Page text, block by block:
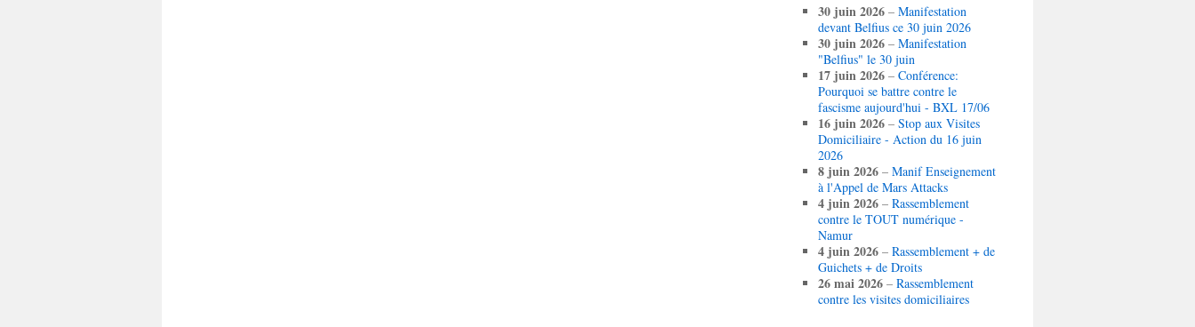
30 juin 2026 –Manifestation
devant Belfius ce 30 juin 2026
30 juin 2026 –Manifestation
"Belfius" le 30 juin
17 juin 2026 –Conférence:
Pourquoi se battre contre le
fascisme aujourd'hui - BXL 17/06
16 juin 2026 –Stop aux Visites
Domiciliaire - Action du 16 juin
2026
8 juin 2026 –Manif Enseignement
à l'Appel de Mars Attacks
4 juin 2026 –Rassemblement
contre le TOUT numérique -
Namur
4 juin 2026 –Rassemblement + de
Guichets + de Droits
26 mai 2026 –Rassemblement
contre les visites domiciliaires